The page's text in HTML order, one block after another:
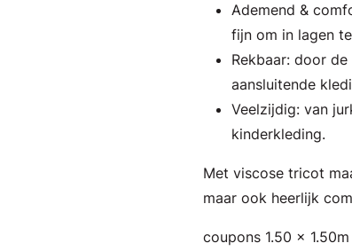
Ademend &
fijn om in lagen
Rekbaar: door
aansluitende
Veelzijdig: van
kinderkleding.
Met viscose tricot
maar ook heerlijk
coupons 1.50 x 1.50m